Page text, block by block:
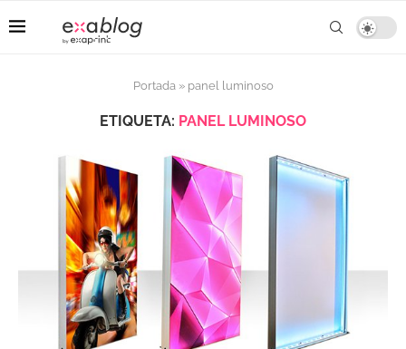
Portada» panel luminoso
ETIQUETA: PANEL LUMINOSO